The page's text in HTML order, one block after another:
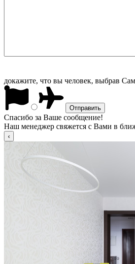
докажите, что вы человек, выбрав
Спасибо за Ваше сообщение!
Наш менеджер свяжется с Вами в